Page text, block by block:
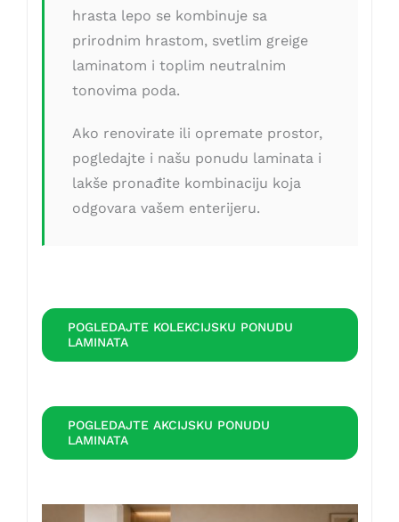
hrasta lepo se kombinuje sa
prirodnim hrastom, svetlim greige
laminatom i toplim neutralnim
tonovima poda.
Ako renovirate ili opremate prostor,
pogledajte i našu ponudu laminata i
lakše pronađite kombinaciju koja
odgovara vašem enterijeru.
POGLEDAJTE KOLEKCIJSKU PONUDU
LAMINATA
POGLEDAJTE AKCIJSKU PONUDU
LAMINATA